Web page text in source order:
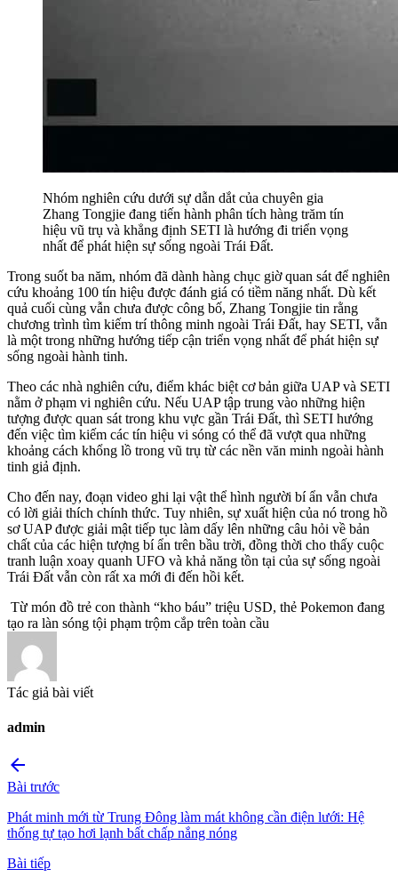
Nhóm nghiên cứu dưới sự dẫn dắt của chuyên gia
Zhang Tongjie đang tiến hành phân tích hàng trăm tín
hiệu vũ trụ và khẳng định SETI là hướng đi triển vọng
nhất để phát hiện sự sống ngoài Trái Đất.
Trong suốt ba năm, nhóm đã dành hàng chục giờ quan sát để nghiên
cứu khoảng 100 tín hiệu được đánh giá có tiềm năng nhất. Dù kết
quả cuối cùng vẫn chưa được công bố, Zhang Tongjie tin rằng
chương trình tìm kiếm trí thông minh ngoài Trái Đất, hay SETI, vẫn
là một trong những hướng tiếp cận triển vọng nhất để phát hiện sự
sống ngoài hành tinh.
Theo các nhà nghiên cứu, điểm khác biệt cơ bản giữa UAP và SETI
nằm ở phạm vi nghiên cứu. Nếu UAP tập trung vào những hiện
tượng được quan sát trong khu vực gần Trái Đất, thì SETI hướng
đến việc tìm kiếm các tín hiệu vi sóng có thể đã vượt qua những
khoảng cách khổng lồ trong vũ trụ từ các nền văn minh ngoài hành
tinh giả định.
Cho đến nay, đoạn video ghi lại vật thể hình người bí ẩn vẫn chưa
có lời giải thích chính thức. Tuy nhiên, sự xuất hiện của nó trong hồ
sơ UAP được giải mật tiếp tục làm dấy lên những câu hỏi về bản
chất của các hiện tượng bí ẩn trên bầu trời, đồng thời cho thấy cuộc
tranh luận xoay quanh UFO và khả năng tồn tại của sự sống ngoài
Trái Đất vẫn còn rất xa mới đi đến hồi kết.
Từ món đồ trẻ con thành “kho báu” triệu USD, thẻ Pokemon đang
tạo ra làn sóng tội phạm trộm cắp trên toàn cầu
Tác giả bài viết
admin
arrow_back
Bài trước
Phát minh mới từ Trung Đông làm mát không cần điện lưới: Hệ
thống tự tạo hơi lạnh bất chấp nắng nóng
Bài tiếp